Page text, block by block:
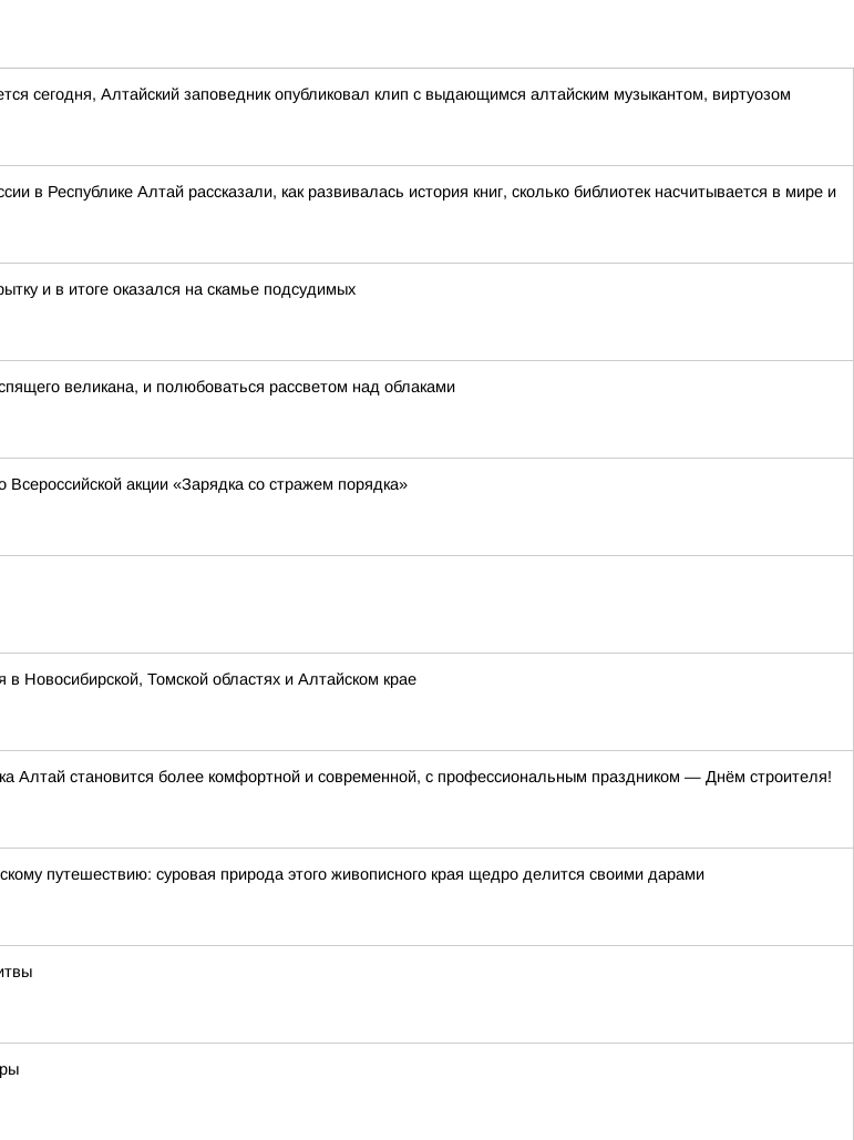
сегодня, Алтайский заповедник опубликовал клип с выдающимся алтайским музыкантом, виртуозом
в Республике Алтай рассказали, как развивалась история книг, сколько библиотек насчитывается в мире и
и в итоге оказался на скамье подсудимых
великана, и полюбоваться рассветом над облаками
акции «Зарядка со стражем порядка»
Новосибирской, Томской областях и Алтайском крае
Алтай становится более комфортной и современной, с профессиональным праздником — Днём строителя!
путешествию: суровая природа этого живописного края щедро делится своими дарами